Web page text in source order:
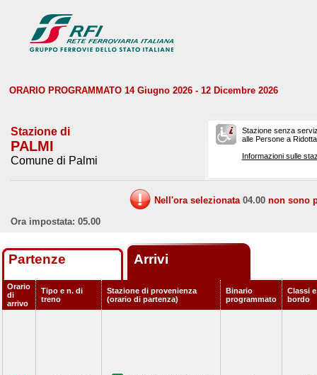
ORARIO PROGRAMMATO 14 Giugno 2026 - 12 Dicembre 2026
Stazione di
PALMI
Comune di Palmi
Stazione senza
alle Persone a
Informazioni sulle
Nell'ora selezionata 04.00 non sono
Ora impostata: 05.00
Partenze Arrivi
Orario
di
arrivo
Tipo e n. di
treno
Stazione di provenienza
(orario di partenza)
Binario
programmato
Classi
bordo